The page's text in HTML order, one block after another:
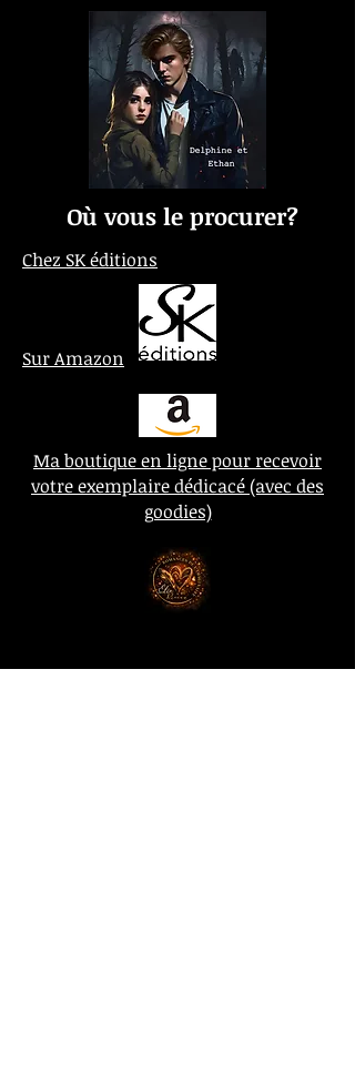
Où vous le procurer?
Chez SK éditions
Sur Amazon
Ma boutique en ligne pour recevoir
votre exemplaire dédicacé (avec des
goodies)